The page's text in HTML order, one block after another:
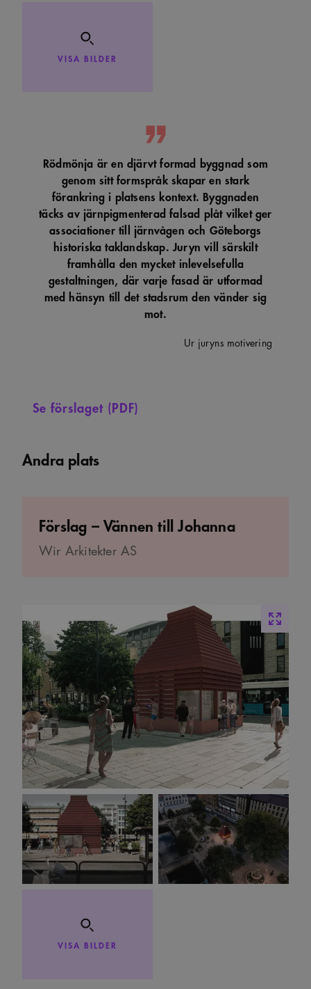
VISA BILDER
Rödmönja är en djärvt formad byggnad som
genom sitt formspråk skapar en stark
förankring i platsens kontext. Byggnaden
täcks av järnpigmenterad falsad plåt vilket ger
associationer till järnvågen och Göteborgs
historiska taklandskap. Juryn vill särskilt
framhålla den mycket inlevelsefulla
gestaltningen, där varje fasad är utformad
med hänsyn till det stadsrum den vänder sig
mot.
Ur juryns motivering
Se förslaget (PDF)
Andra plats
Förslag – Vännen till Johanna
Wir Arkitekter AS
VISA BILDER